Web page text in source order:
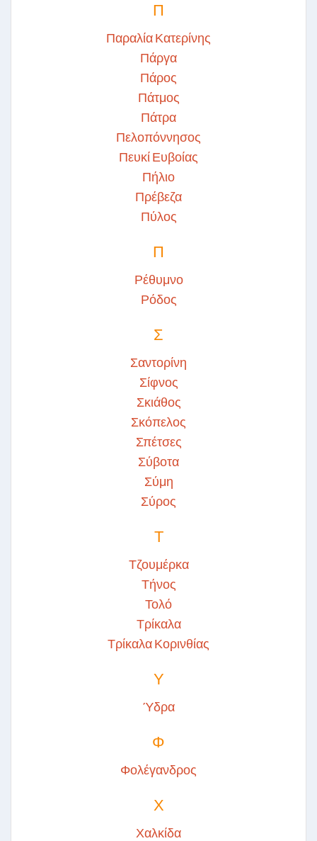
Π
Παραλία Κατερίνης
Πάργα
Πάρος
Πάτμος
Πάτρα
Πελοπόννησος
Πευκί Ευβοίας
Πήλιο
Πρέβεζα
Πύλος
Π
Ρέθυμνο
Ρόδος
Σ
Σαντορίνη
Σίφνος
Σκιάθος
Σκόπελος
Σπέτσες
Σύβοτα
Σύμη
Σύρος
Τ
Τζουμέρκα
Τήνος
Τολό
Τρίκαλα
Τρίκαλα Κορινθίας
Υ
Ύδρα
Φ
Φολέγανδρος
Χ
Χαλκίδα